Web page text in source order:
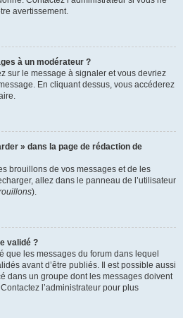
avertissement.
à un modérateur ?
sur le message à signaler et vous devriez
En cliquant dessus, vous accéderez
» dans la page de rédaction de
brouillons de vos messages et de les
allez dans le panneau de l’utilisateur
).
validé ?
que les messages du forum dans lequel
avant d’être publiés. Il est possible aussi
dans un groupe dont les messages doivent
l’administrateur pour plus